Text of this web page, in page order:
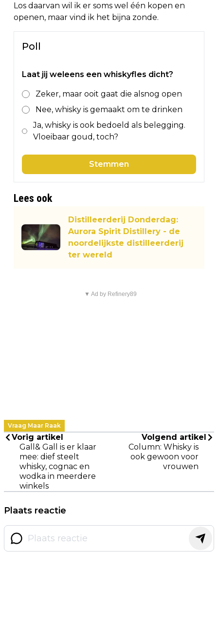
Los daarvan wil ik er soms wel één kopen en
openen, maar vind ik het bijna zonde.
Poll
Laat jij weleens een whiskyfles dicht?
Zeker, maar ooit gaat die alsnog open
Nee, whisky is gemaakt om te drinken
Ja, whisky is ook bedoeld als belegging.
Vloeibaar goud, toch?
Stemmen
Lees ook
Distilleerderij Donderdag:
Aurora Spirit Distillery - de
noordelijkste distilleerderij
ter wereld
▼ Ad by Refinery89
Vraag Maar Raak
Vorig artikel
Gall& Gall is er klaar
mee: dief steelt
whisky, cognac en
wodka in meerdere
winkels
Volgend artikel
Column: Whisky is
ook gewoon voor
vrouwen
Plaats reactie